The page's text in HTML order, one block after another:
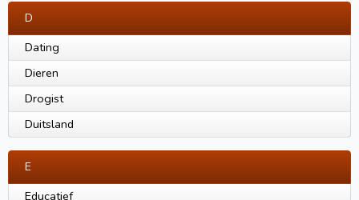
D
Dating
Dieren
Drogist
Duitsland
E
Educatief